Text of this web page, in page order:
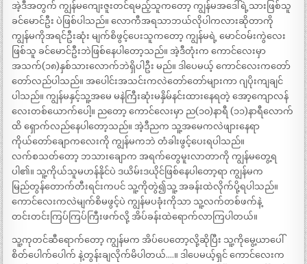
အဲ့ဒီအတွက် ကျွန်မကျေးဇူးတင်ရမည့်သူကတော့ ကျွန်မအဒေါ်ရဲ့သားဖြစ်သူ
ခင်မောင်ဦး ပဲဖြစ်ပါသည်။ လောကီအရသာဘယ်လိုပါကလားဆိုတာကို
ကျွန်မကိုအရင်ဦးဆုံး မျက်စိဖွင့်ပေးသူကတော့ ကျွန်မရဲ့ မောင်ဝမ်းကွဲလေး
ဖြစ်သူ ခင်မောင်ဦးဘဲဖြစ်နေပါတော့သည်။ အဲ့ဒီတုံးက ကောင်လေးမှာ
အသက်(၁၈)နှစ်သားလောက်ဘဲရှိပါဦး မည်။ ဒါပေမယ့် ကောင်လေးကတော်
တော်လည်ပါသည်။ အပေါင်းအသင်းကလဲတော်တော်များကာ ဂျပိုးကျချင်
ပါသည်။ ကျွန်မနှင့်သူ့အမေ မနဲကြီးဆုံးမနှိမ်နင်းထားနေရတဲ့ အော့ကျောလန်
လေးတစ်ယောက်ပေါ့။ ညတော့ ကောင်လေးမှာ ည(၁၀)နာရီ (၁၁)နာရီလောက်
ထိ ရှောက်လည်နေပါတော့သည်။ အဲ့ဒီညက သူ့အမေကလဲဖျားနေရာ
ကိုယ်တော်ချောကလေးကို ကျွန်မကဘဲ တံခါးဖွင့်ပေးရပါသည်။
လက်စသတ်တော့ ဘသားချောက အရက်တွေမူးလာတာကို ကျွန်မတွေ့ရ
ပါ၏။ သူ့ကိုယ်သူမဟန်နိုင်ပဲ ဒယိမ်းဒယိုင်ဖြစ်နေပါတော့ရာ ကျွန်မက
မြည်တွန်တောက်တီးရင်းကပင် သူ့ကိုတွဲ၍သူ့ အခန်းထဲလိုက်ပို့ရပါသည်။
ကောင်လေးကလဲမျက်စိမဖွင့်ပဲ ကျွန်မပခုံးကိုသာ သူ့လက်တစ်ဖက်နဲ့
တင်းတင်းကြပ်ကြပ်ကြီးဖက်လို့ အိပ်ခန်းထဲရောက်လာကြပါတယ်။
သူ့ကုတင်ဆီရောက်တော့ ကျွန်မက အိပ်ပေတော့လို့ဆိုပြီး သူ့ကိုမွေ့ယာပေါ်
စိတ်ပေါက်ပေါက် နဲ့တွန်းချလိုက်မိပါတယ်….။ ဒါပေမယ့်ရှင် ကောင်လေးက